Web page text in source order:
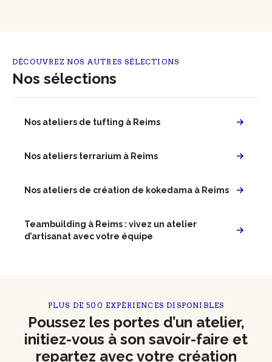
DÉCOUVREZ NOS AUTRES SÉLECTIONS
Nos sélections
Nos ateliers de tufting à Reims
Nos ateliers terrarium à Reims
Nos ateliers de création de kokedama à Reims
Teambuilding à Reims : vivez un atelier
d’artisanat avec votre équipe
PLUS DE 500 EXPÉRIENCES DISPONIBLES
Poussez les portes d’un atelier,
initiez-vous à son savoir-faire et
repartez avec votre création